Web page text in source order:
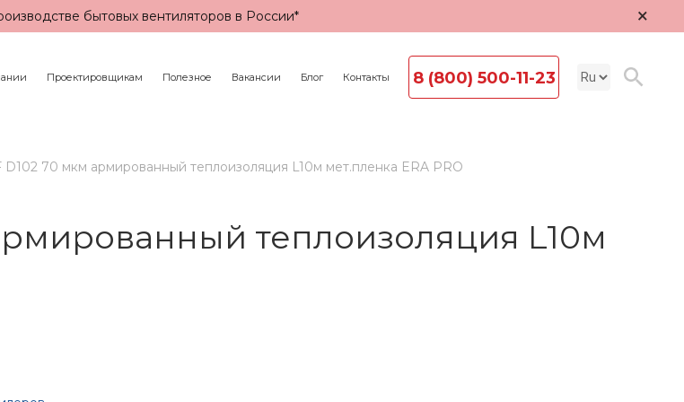
бытовых вентиляторов в России* ×
Проектировщикам Полезное Вакансии Блог Контакты 8 (800) 500-11-23
D102 70 мкм армированный теплоизоляция L10м мет.пленка ERA PRO
теплоизоляция L10м